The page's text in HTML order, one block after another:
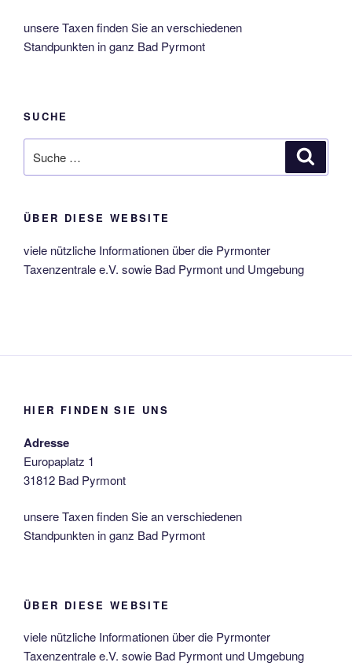
unsere Taxen finden Sie an verschiedenen
Standpunkten in ganz Bad Pyrmont
SUCHE
nach:
ÜBER DIESE WEBSITE
viele nützliche Informationen über die Pyrmonter
Taxenzentrale e.V. sowie Bad Pyrmont und Umgebung
HIER FINDEN SIE UNS
Adresse
Europaplatz 1
31812 Bad Pyrmont
unsere Taxen finden Sie an verschiedenen
Standpunkten in ganz Bad Pyrmont
ÜBER DIESE WEBSITE
viele nützliche Informationen über die Pyrmonter
Taxenzentrale e.V. sowie Bad Pyrmont und Umgebung